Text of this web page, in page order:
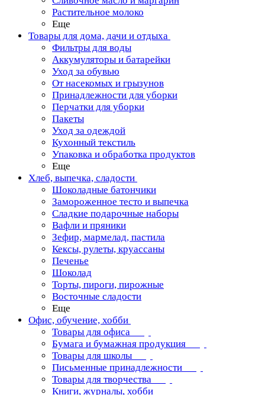
Растительное молоко
Еще
Товары для дома, дачи и отдыха
Фильтры для воды
Аккумуляторы и батарейки
Уход за обувью
От насекомых и грызунов
Принадлежности для уборки
Перчатки для уборки
Пакеты
Уход за одеждой
Кухонный текстиль
Упаковка и обработка продуктов
Еще
Хлеб, выпечка, сладости
Шоколадные батончики
Замороженное тесто и выпечка
Сладкие подарочные наборы
Вафли и пряники
Зефир, мармелад, пастила
Кексы, рулеты, круассаны
Печенье
Шоколад
Торты, пироги, пирожные
Восточные сладости
Еще
Офис, обучение, хобби
Товары для офиса
Бумага и бумажная продукция
Товары для школы
Письменные принадлежности
Товары для творчества
Книги, журналы, хобби